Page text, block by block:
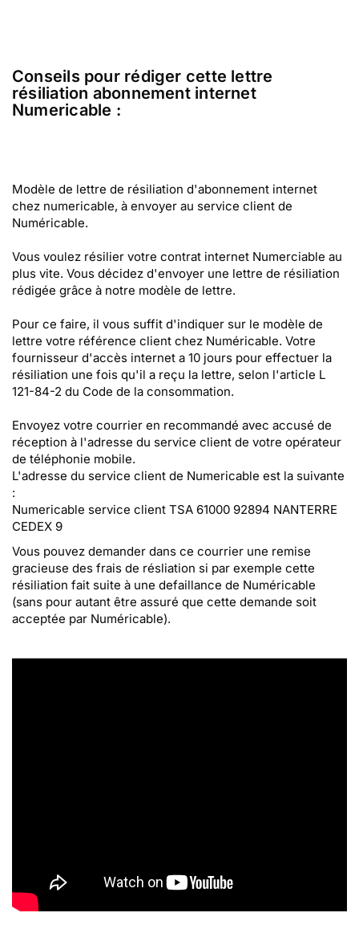
Conseils pour rédiger cette lettre
résiliation abonnement internet
Numericable :
Modèle de lettre de résiliation d'abonnement internet
chez numericable, à envoyer au service client de
Numéricable.
Vous voulez résilier votre contrat internet Numerciable au
plus vite. Vous décidez d'envoyer une lettre de résiliation
rédigée grâce à notre modèle de lettre.
Pour ce faire, il vous suffit d'indiquer sur le modèle de
lettre votre référence client chez Numéricable. Votre
fournisseur d'accès internet a 10 jours pour effectuer la
résiliation une fois qu'il a reçu la lettre, selon l'article L
121-84-2 du Code de la consommation.
Envoyez votre courrier en recommandé avec accusé de
réception à l'adresse du service client de votre opérateur
de téléphonie mobile.
L'adresse du service client de Numericable est la suivante
:
Numericable service client TSA 61000 92894 NANTERRE
CEDEX 9
Vous pouvez demander dans ce courrier une remise
gracieuse des frais de résliation si par exemple cette
résiliation fait suite à une defaillance de Numéricable
(sans pour autant être assuré que cette demande soit
acceptée par Numéricable).